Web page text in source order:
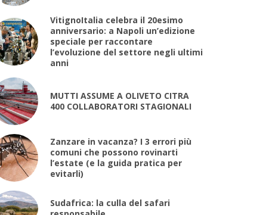
VitignoItalia celebra il 20esimo
anniversario: a Napoli un’edizione
speciale per raccontare
l’evoluzione del settore negli ultimi
anni
MUTTI ASSUME A OLIVETO CITRA
400 COLLABORATORI STAGIONALI
Zanzare in vacanza? I 3 errori più
comuni che possono rovinarti
l’estate (e la guida pratica per
evitarli)
Sudafrica: la culla del safari